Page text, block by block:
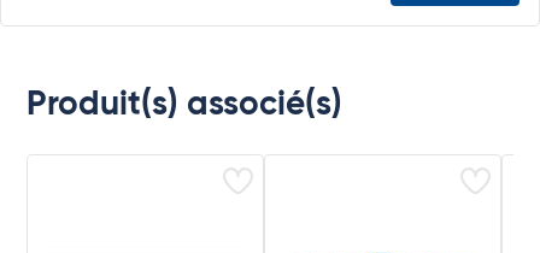
Produit(s) associé(s)